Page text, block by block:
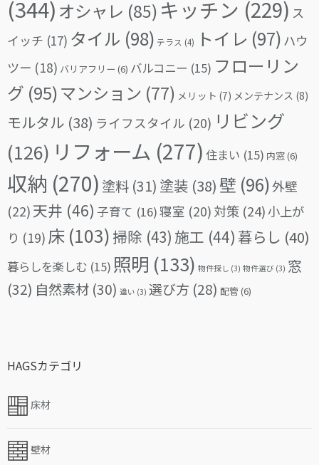
(344) オシャレ (85) キッチン (229) ス
イッチ (17) タイル (98) テラス (4) トイレ (97) ハウ
ツー (18) バリアフリー (6) バルコニー (15) フローリン
グ (95)マンション (77) メリット (7) メンテナンス (8)
モルタル (38) ライフスタイル (20) リビング
(126) リフォーム (277) 住まい (15) 内窓(6)
収納 (270) 塗料 (31) 塗装 (38) 壁 (96)外壁
(22)天井 (46) 子育て (16)寝室 (20) 対策 (24)小上が
り (19) 床 (103)掃除 (43) 施工 (44) 暮らし (40)
暮らしを楽しむ (15) 照明 (133) 物件探し (3) 物件選び (3) 窓
(32) 自然素材 (30) 違い (3) 選び方 (28) 配管(6)
HAGSカテゴリ
床材
壁材